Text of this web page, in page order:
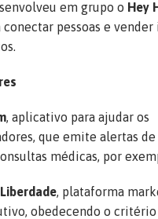
em grupo o Hey
pessoas e vender
, aplicativo para ajudar os
que emite alertas de
médicas, por
, plataforma
obedecendo o